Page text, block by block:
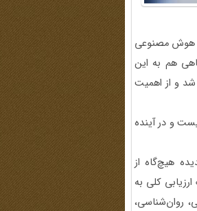
هوش مصنوعی
هم به این
و از اهمیت
و در آینده
هیچ‌گاه از
کلی به
روان‌شناسی،